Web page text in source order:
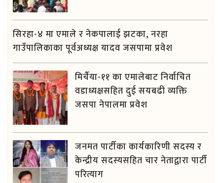
सिरहा-४ मा एमाले र नेकपालाई झटका, नरहा
गाउँपालिकाका पूर्वअध्यक्ष यादव जसपामा प्रवेश
मिर्चैया-११ का एमालेबाट निर्वाचित
वडाध्यक्षसहित दुई सयबढी व्यक्ति
जसपा नेपालमा प्रवेश
जनमत पार्टीका कार्यकारिणी सदस्य र
केन्द्रीय सदस्यसहित चार नेताद्वारा पार्टी
परित्याग